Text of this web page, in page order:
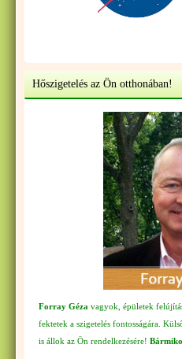
Hőszigetelés az Ön otthonában!
Forray Géza vagyok, épületek
fektetek a szigetelés fontosságára.
is állok az Ön rendelkezésére!